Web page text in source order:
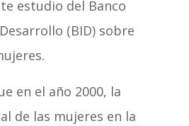
estudio del Banco
(BID) sobre
en el año 2000, la
de las mujeres en la